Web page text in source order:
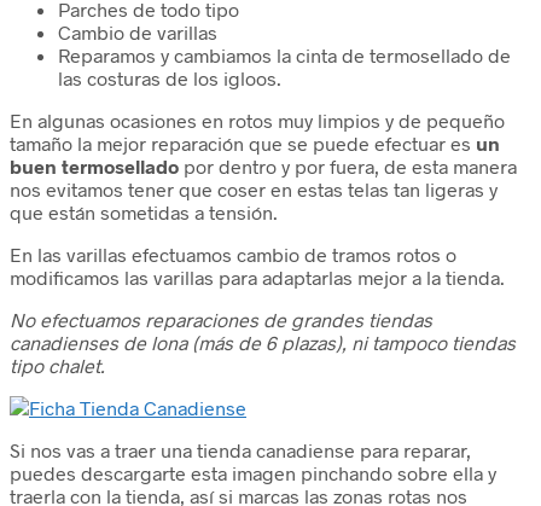
Parches de todo tipo
Cambio de varillas
Reparamos y cambiamos la cinta de termosellado de
las costuras de los igloos.
En algunas ocasiones en rotos muy limpios y de pequeño
tamaño la mejor reparación que se puede efectuar es un
buen termosellado por dentro y por fuera, de esta manera
nos evitamos tener que coser en estas telas tan ligeras y
que están sometidas a tensión.
En las varillas efectuamos cambio de tramos rotos o
modificamos las varillas para adaptarlas mejor a la tienda.
No efectuamos reparaciones de grandes tiendas
canadienses de lona (más de 6 plazas), ni tampoco tiendas
tipo chalet.
Si nos vas a traer una tienda canadiense para reparar,
puedes descargarte esta imagen pinchando sobre ella y
traerla con la tienda, así si marcas las zonas rotas nos